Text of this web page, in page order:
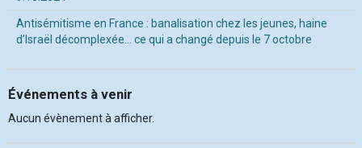
Antisémitisme en France : banalisation chez les jeunes, haine
d’Israël décomplexée… ce qui a changé depuis le 7 octobre
Événements à venir
Aucun évènement à afficher.